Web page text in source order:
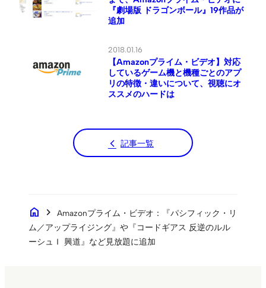
『劇場版 ドラゴンボール』19作品が
追加
2018.01.16
【Amazonプライム・ビデオ】対応
しているゲーム機と機種ごとのアプ
リの特徴・違いについて、視聴にオ
ススメのハードは
記事一覧
home chevron_right
Amazonプライム・ビデオ：『パシフィック・リ
ム／アップライジング』や『コードギアス 反逆のルル
ーシュＩ 興道』など見放題に追加